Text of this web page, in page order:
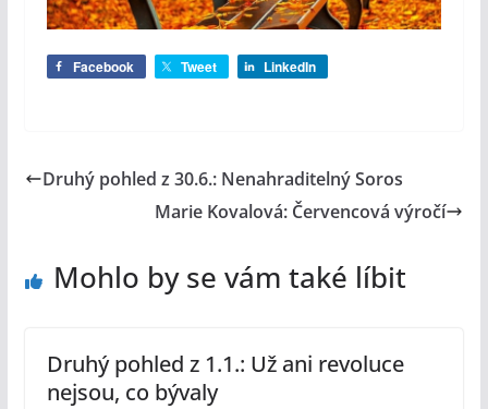
Facebook Tweet LinkedIn
Druhý pohled z 30.6.: Nenahraditelný Soros
Marie Kovalová: Červencová výročí
Mohlo by se vám také líbit
Druhý pohled z 1.1.: Už ani revoluce
nejsou, co bývaly